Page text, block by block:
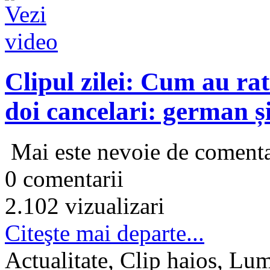
Clipul zilei: Cum au
doi cancelari: german
Mai este nevoie de
0 comentarii
2.102 vizualizari
Citeşte mai departe...
Actualitate, Clip haios,